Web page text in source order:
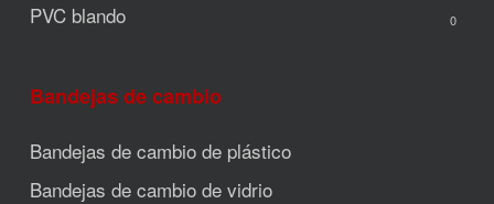
PVC blando 0
Bandejas de cambio
Bandejas de cambio de plástico
Bandejas de cambio de vidrio